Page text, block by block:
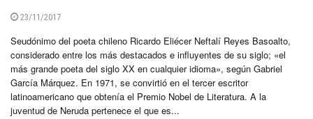
23/11/2017
Seudónimo del poeta chileno Ricardo Eliécer Neftalí Reyes Basoalto,
considerado entre los más destacados e influyentes de su siglo; «el
más grande poeta del siglo XX en cualquier idioma», según Gabriel
García Márquez. En 1971, se convirtió en el tercer escritor
latinoamericano que obtenía el Premio Nobel de Literatura. A la
juventud de Neruda pertenece el que es...